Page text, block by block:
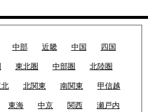
中部 近畿 中国 四国
東北圏 中部圏 北陸圏
北関東 南関東 甲信越
東海 中京 関西 瀬戸内